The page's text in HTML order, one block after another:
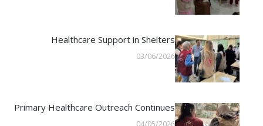
Healthcare Support in Shelters
03/06/2026
Primary Healthcare Outreach Continues
04/05/2026